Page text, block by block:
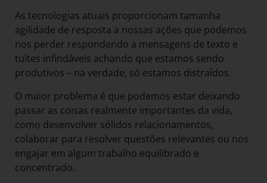
As tecnologias atuais proporcionam tamanha
agilidade de resposta a nossas ações que podemos
nos perder respondendo a mensagens de texto e
tuítes infindáveis achando que estamos sendo
produtivos – na verdade, só estamos distraídos.
O maior problema é que podemos estar deixando
passar as coisas realmente importantes da vida,
como desenvolver sólidos relacionamentos,
colaborar para resolver questões relevantes ou nos
engajar em algum trabalho equilibrado e
concentrado.